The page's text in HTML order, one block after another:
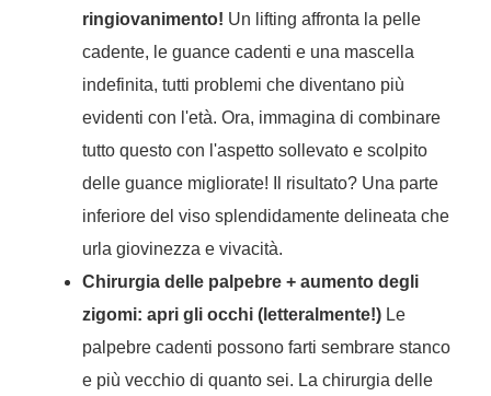
ringiovanimento! Un lifting affronta la pelle
cadente, le guance cadenti e una mascella
indefinita, tutti problemi che diventano più
evidenti con l'età. Ora, immagina di combinare
tutto questo con l'aspetto sollevato e scolpito
delle guance migliorate! Il risultato? Una parte
inferiore del viso splendidamente delineata che
urla giovinezza e vivacità.
Chirurgia delle palpebre + aumento degli
zigomi: apri gli occhi (letteralmente!) Le
palpebre cadenti possono farti sembrare stanco
e più vecchio di quanto sei. La chirurgia delle